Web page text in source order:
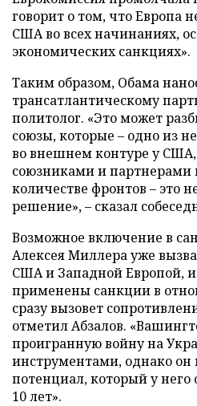
говорит о том, что Европа
США во всех начинаниях,
экономических санкциях».
Таким образом, Обама
трансатлантическому
политолог. «Это может
союзы, которые – одно из
во внешнем контуре у США,
союзниками и
количестве фронтов – это
решение», – сказал
Возможное включение в
Алексея Миллера уже
США и Западной Европой, и
применены санкции в
сразу вызовет
отметил Абзалов.
проигранную войну на
инструментами, однако он
потенциал, который у него
10 лет».